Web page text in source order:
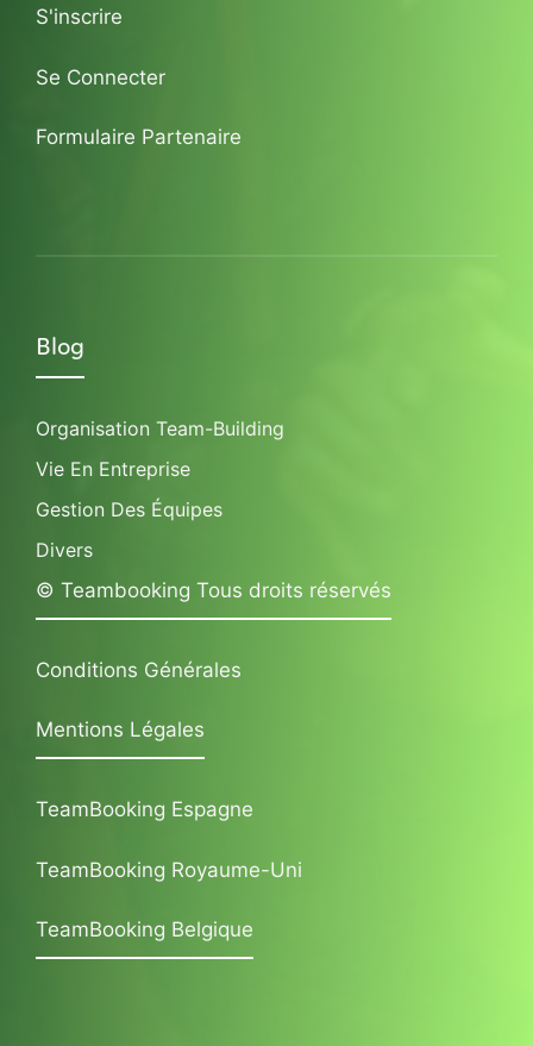
S'inscrire
Se Connecter
Formulaire Partenaire
Blog
Organisation Team-Building
Vie En Entreprise
Gestion Des Équipes
Divers
© Teambooking Tous droits réservés
Conditions Générales
Mentions Légales
TeamBooking Espagne
TeamBooking Royaume-Uni
TeamBooking Belgique